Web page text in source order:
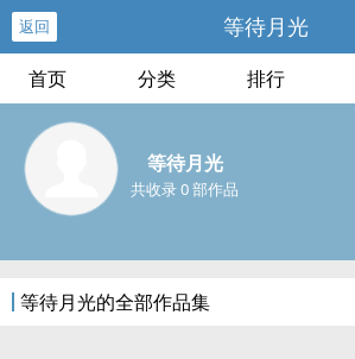
返回 等待月光
首页 分类 排行
等待月光
共收录 0 部作品
等待月光的全部作品集